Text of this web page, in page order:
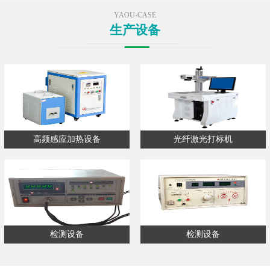
YAOU-CASE
生产设备
高频感应加热设备 光纤激光打标机
检测设备 检测设备